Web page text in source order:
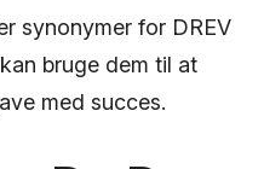
synonymer for DREV
bruge dem til at
med succes.